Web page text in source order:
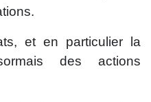
et en particulier la
des actions